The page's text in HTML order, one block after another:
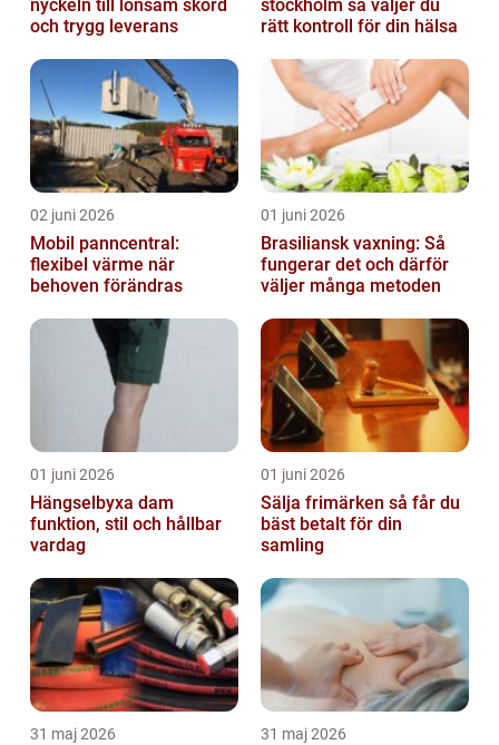
nyckeln till lönsam skörd
och trygg leverans
stockholm så väljer du
rätt kontroll för din hälsa
02 juni 2026
Mobil panncentral:
flexibel värme när
behoven förändras
01 juni 2026
Brasiliansk vaxning: Så
fungerar det och därför
väljer många metoden
01 juni 2026
Hängselbyxa dam
funktion, stil och hållbar
vardag
01 juni 2026
Sälja frimärken så får du
bäst betalt för din
samling
31 maj 2026 31 maj 2026